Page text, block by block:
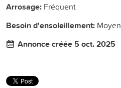
Arrosage: Fréquent
Besoin d'ensoleillement: Moyen
Annonce créée 5 oct. 2025